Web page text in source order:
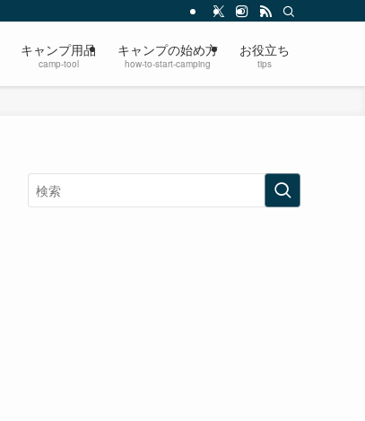
キャンプ用品
camp-tool
キャンプの始め方
how-to-start-camping
お役立ち
tips